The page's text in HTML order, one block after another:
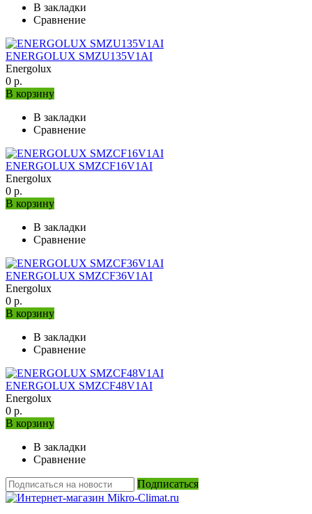
В закладки
Сравнение
ENERGOLUX SMZU135V1AI
Energolux
0 р.
В корзину
В закладки
Сравнение
ENERGOLUX SMZCF16V1AI
Energolux
0 р.
В корзину
В закладки
Сравнение
ENERGOLUX SMZCF36V1AI
Energolux
0 р.
В корзину
В закладки
Сравнение
ENERGOLUX SMZCF48V1AI
Energolux
0 р.
В корзину
В закладки
Сравнение
Подписаться